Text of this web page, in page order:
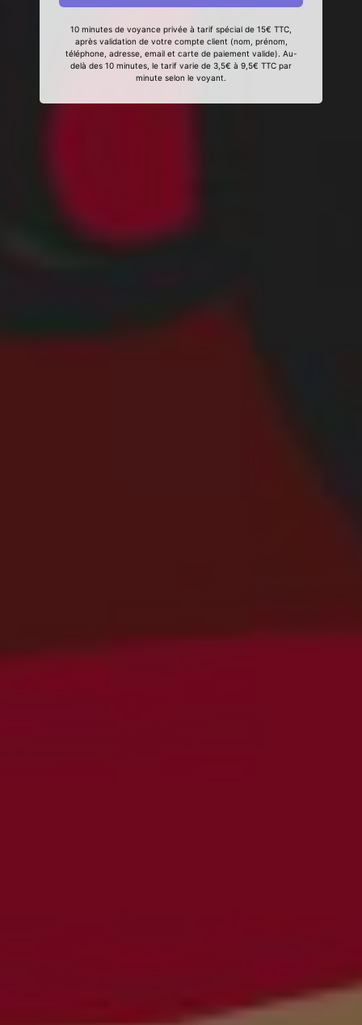
10 minutes de voyance privée à tarif spécial de 15€ TTC,
après validation de votre compte client (nom, prénom,
téléphone, adresse, email et carte de paiement valide). Au-
delà des 10 minutes, le tarif varie de 3,5€ à 9,5€ TTC par
minute selon le voyant.